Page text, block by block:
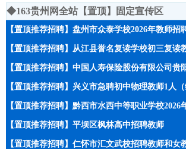
◆163贵州网全站【置顶】固定宣
【置顶推荐招聘】盘州市众泰学校2026年教师招
【置顶推荐招聘】从江县誉名复读学校初三复读
【置顶推荐招聘】中国人寿保险股份有限公司贵
【置顶推荐招聘】兴义市急聘初中物理教师1人
【置顶推荐招聘】黔西市水西中等职业学校2026
【置顶推荐招聘】平坝区枫林高中招聘教师
【置顶推荐招聘】仁怀市汇文武校招聘教师和女